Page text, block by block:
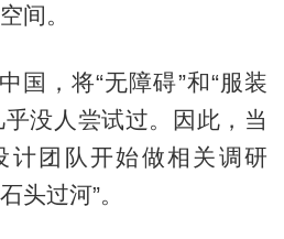
间。
国，将“无障碍”和“服装
没人尝试过。因此，当
计团队开始做相关调研
头过河”。